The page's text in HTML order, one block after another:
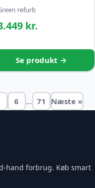
refurb
kr.
Se produkt →
6 … 71 Næste »
hand forbrug. Køb smart